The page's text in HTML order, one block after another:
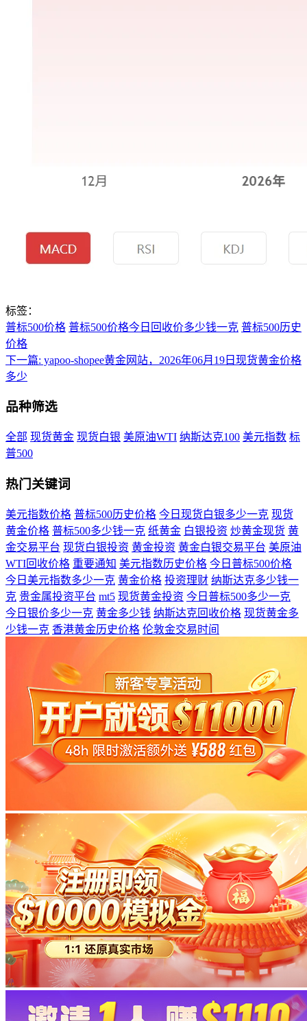
标签：
普标500价格 普标500价格今日回收价多少钱一克 普标500历史
价格
下一篇: yapoo-shopee黄金网站，2026年06月19日现货黄金价格
多少
品种筛选
全部 现货黄金 现货白银 美原油WTI 纳斯达克100 美元指数 标
普500
热门关键词
美元指数价格 普标500历史价格 今日现货白银多少一克 现货
黄金价格 普标500多少钱一克 纸黄金 白银投资 炒黄金现货 黄
金交易平台 现货白银投资 黄金投资 黄金白银交易平台 美原油
WTI回收价格 重要通知 美元指数历史价格 今日普标500价格
今日美元指数多少一克 黄金价格 投资理财 纳斯达克多少钱一
克 贵金属投资平台 mt5 现货黄金投资 今日普标500多少一克
今日银价多少一克 黄金多少钱 纳斯达克回收价格 现货黄金多
少钱一克 香港黄金历史价格 伦敦金交易时间